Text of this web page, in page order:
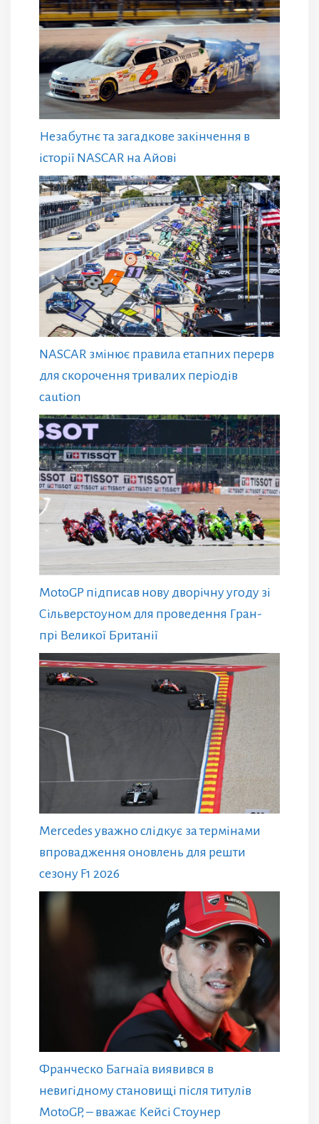
Незабутнє та загадкове закінчення в
історії NASCAR на Айові
NASCAR змінює правила етапних перерв
для скорочення тривалих періодів
caution
MotoGP підписав нову дворічну угоду зі
Сільверстоуном для проведення Гран-
прі Великої Британії
Mercedes уважно слідкує за термінами
впровадження оновлень для решти
сезону F1 2026
Франческо Багнаїа виявився в
невигідному становищі після титулів
MotoGP, – вважає Кейсі Стоунер